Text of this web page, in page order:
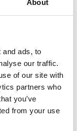
About
and ads, to
our traffic.
of our site with
partners who
you’ve
from your use
& Søn